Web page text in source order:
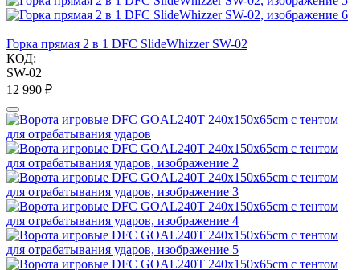
Горка прямая 2 в 1 DFC SlideWhizzer SW-02
КОД:
SW-02
12 990 ₽